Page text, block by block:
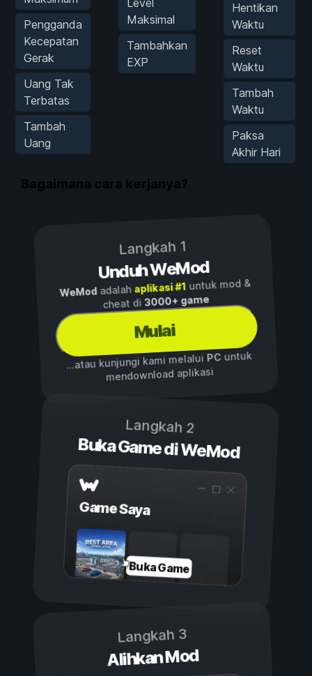
Pengganda
Kecepatan
Gerak
Uang Tak
Terbatas
Tambah
Uang
Maksimal
Tambahkan
EXP
Hentikan
Waktu
Reset
Waktu
Tambah
Waktu
Paksa
Akhir Hari
Bagaimana cara kerjanya?
Langkah 1
Unduh WeMod
WeModadalah aplikasi #1untuk mod &
cheat di3000+ game
Mulai
...atau kunjungi kami melalui PCuntuk
mendownload aplikasi
Langkah 2
Buka Game di WeMod
Game Saya
Buka Game
Langkah 3
Alihkan Mod